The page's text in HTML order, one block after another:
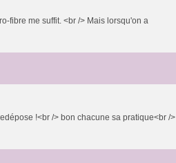
fibre me suffit. <br /> Mais lorsqu'on a
!<br /> bon chacune sa pratique<br />